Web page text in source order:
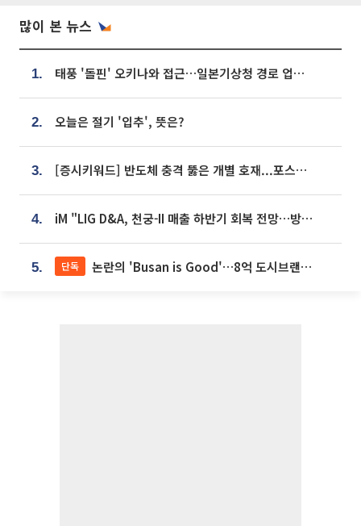
많이 본 뉴스
1. 태풍 '돌핀' 오키나와 접근…일본기상청 경로 업데이트
2. 오늘은 절기 '입추', 뜻은?
3. [증시키워드] 반도체 충격 뚫은 개별 호재...포스코퓨처엠·에코프로·한화솔루션 '눈길'
4. iM "LIG D&A, 천궁-II 매출 하반기 회복 전망…방산 톱픽 유지"
5. 단독 논란의 'Busan is Good'…8억 도시브랜드, 용산 대통령실 CI 업체가 수행